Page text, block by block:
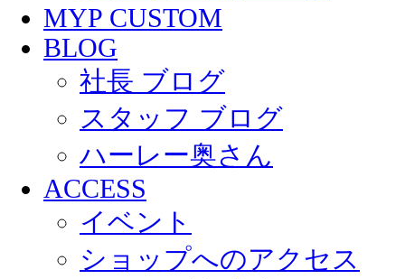
MYP CUSTOM
BLOG
社長 ブログ
スタッフ ブログ
ハーレー奥さん
ACCESS
イベント
ショップへのアクセス